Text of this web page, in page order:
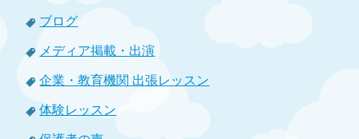
ブログ
メディア掲載・出演
企業・教育機関 出張レッスン
体験レッスン